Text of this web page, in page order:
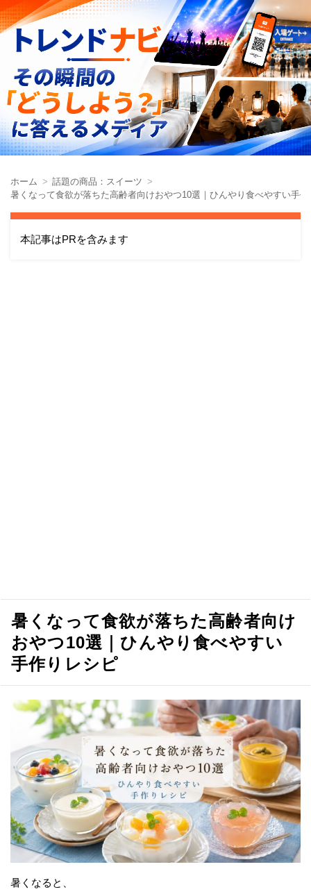
ホーム
話題の商品：スイーツ
暑くなって食欲が落ちた高齢者向けおやつ10選｜ひんやり食べやすい手
本記事はPRを含みます
暑くなって食欲が落ちた高齢者向け
おやつ10選｜ひんやり食べやすい
手作りレシピ
暑くなると、